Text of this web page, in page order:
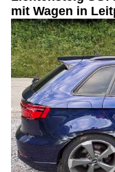
mit Wagen in